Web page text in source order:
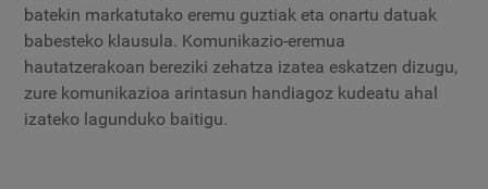
batekin markatutako eremu guztiak eta onartu datuak
babesteko klausula. Komunikazio-eremua
hautatzerakoan bereziki zehatza izatea eskatzen dizugu,
zure komunikazioa arintasun handiagoz kudeatu ahal
izateko lagunduko baitigu.